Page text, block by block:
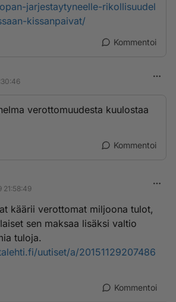
jarjestaytyneelle-rikollisuudel
kissanpaivat/
Kommentoi
verottomuudesta kuulostaa
Kommentoi
käärii verottomat miljoona tulot,
sen maksaa lisäksi valtio
tuloja.
uutiset/a/20151129207486
Kommentoi